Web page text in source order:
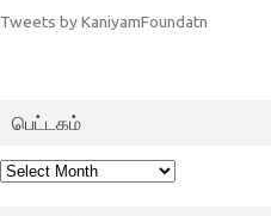
Tweets by KaniyamFoundatn
பெட்டகம்
பெட்டகம்